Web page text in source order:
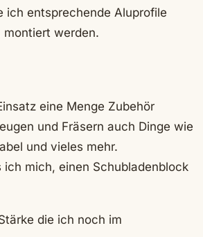
ich entsprechende Aluprofile
montiert werden.
eine Menge Zubehör
und Fräsern auch Dinge wie
und vieles mehr.
mich, einen Schubladenblock
die ich noch im